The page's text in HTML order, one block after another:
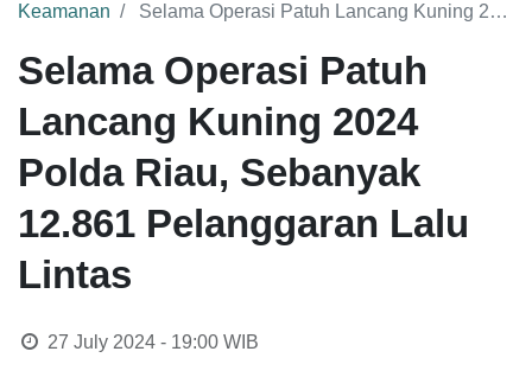
Keamanan Selama Operasi Patuh Lancang Kuning 2024 Polda Riau, Sebanyak 12.861 Pelanggaran Lalu Lintas
Selama Operasi Patuh
Lancang Kuning 2024
Polda Riau, Sebanyak
12.861 Pelanggaran Lalu
Lintas
27 July 2024 - 19:00WIB